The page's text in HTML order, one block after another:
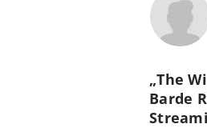
„The
Barde